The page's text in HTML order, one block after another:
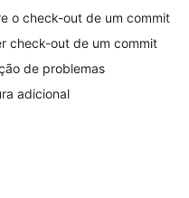
o check-out de um commit
check-out de um commit
de problemas
adicional